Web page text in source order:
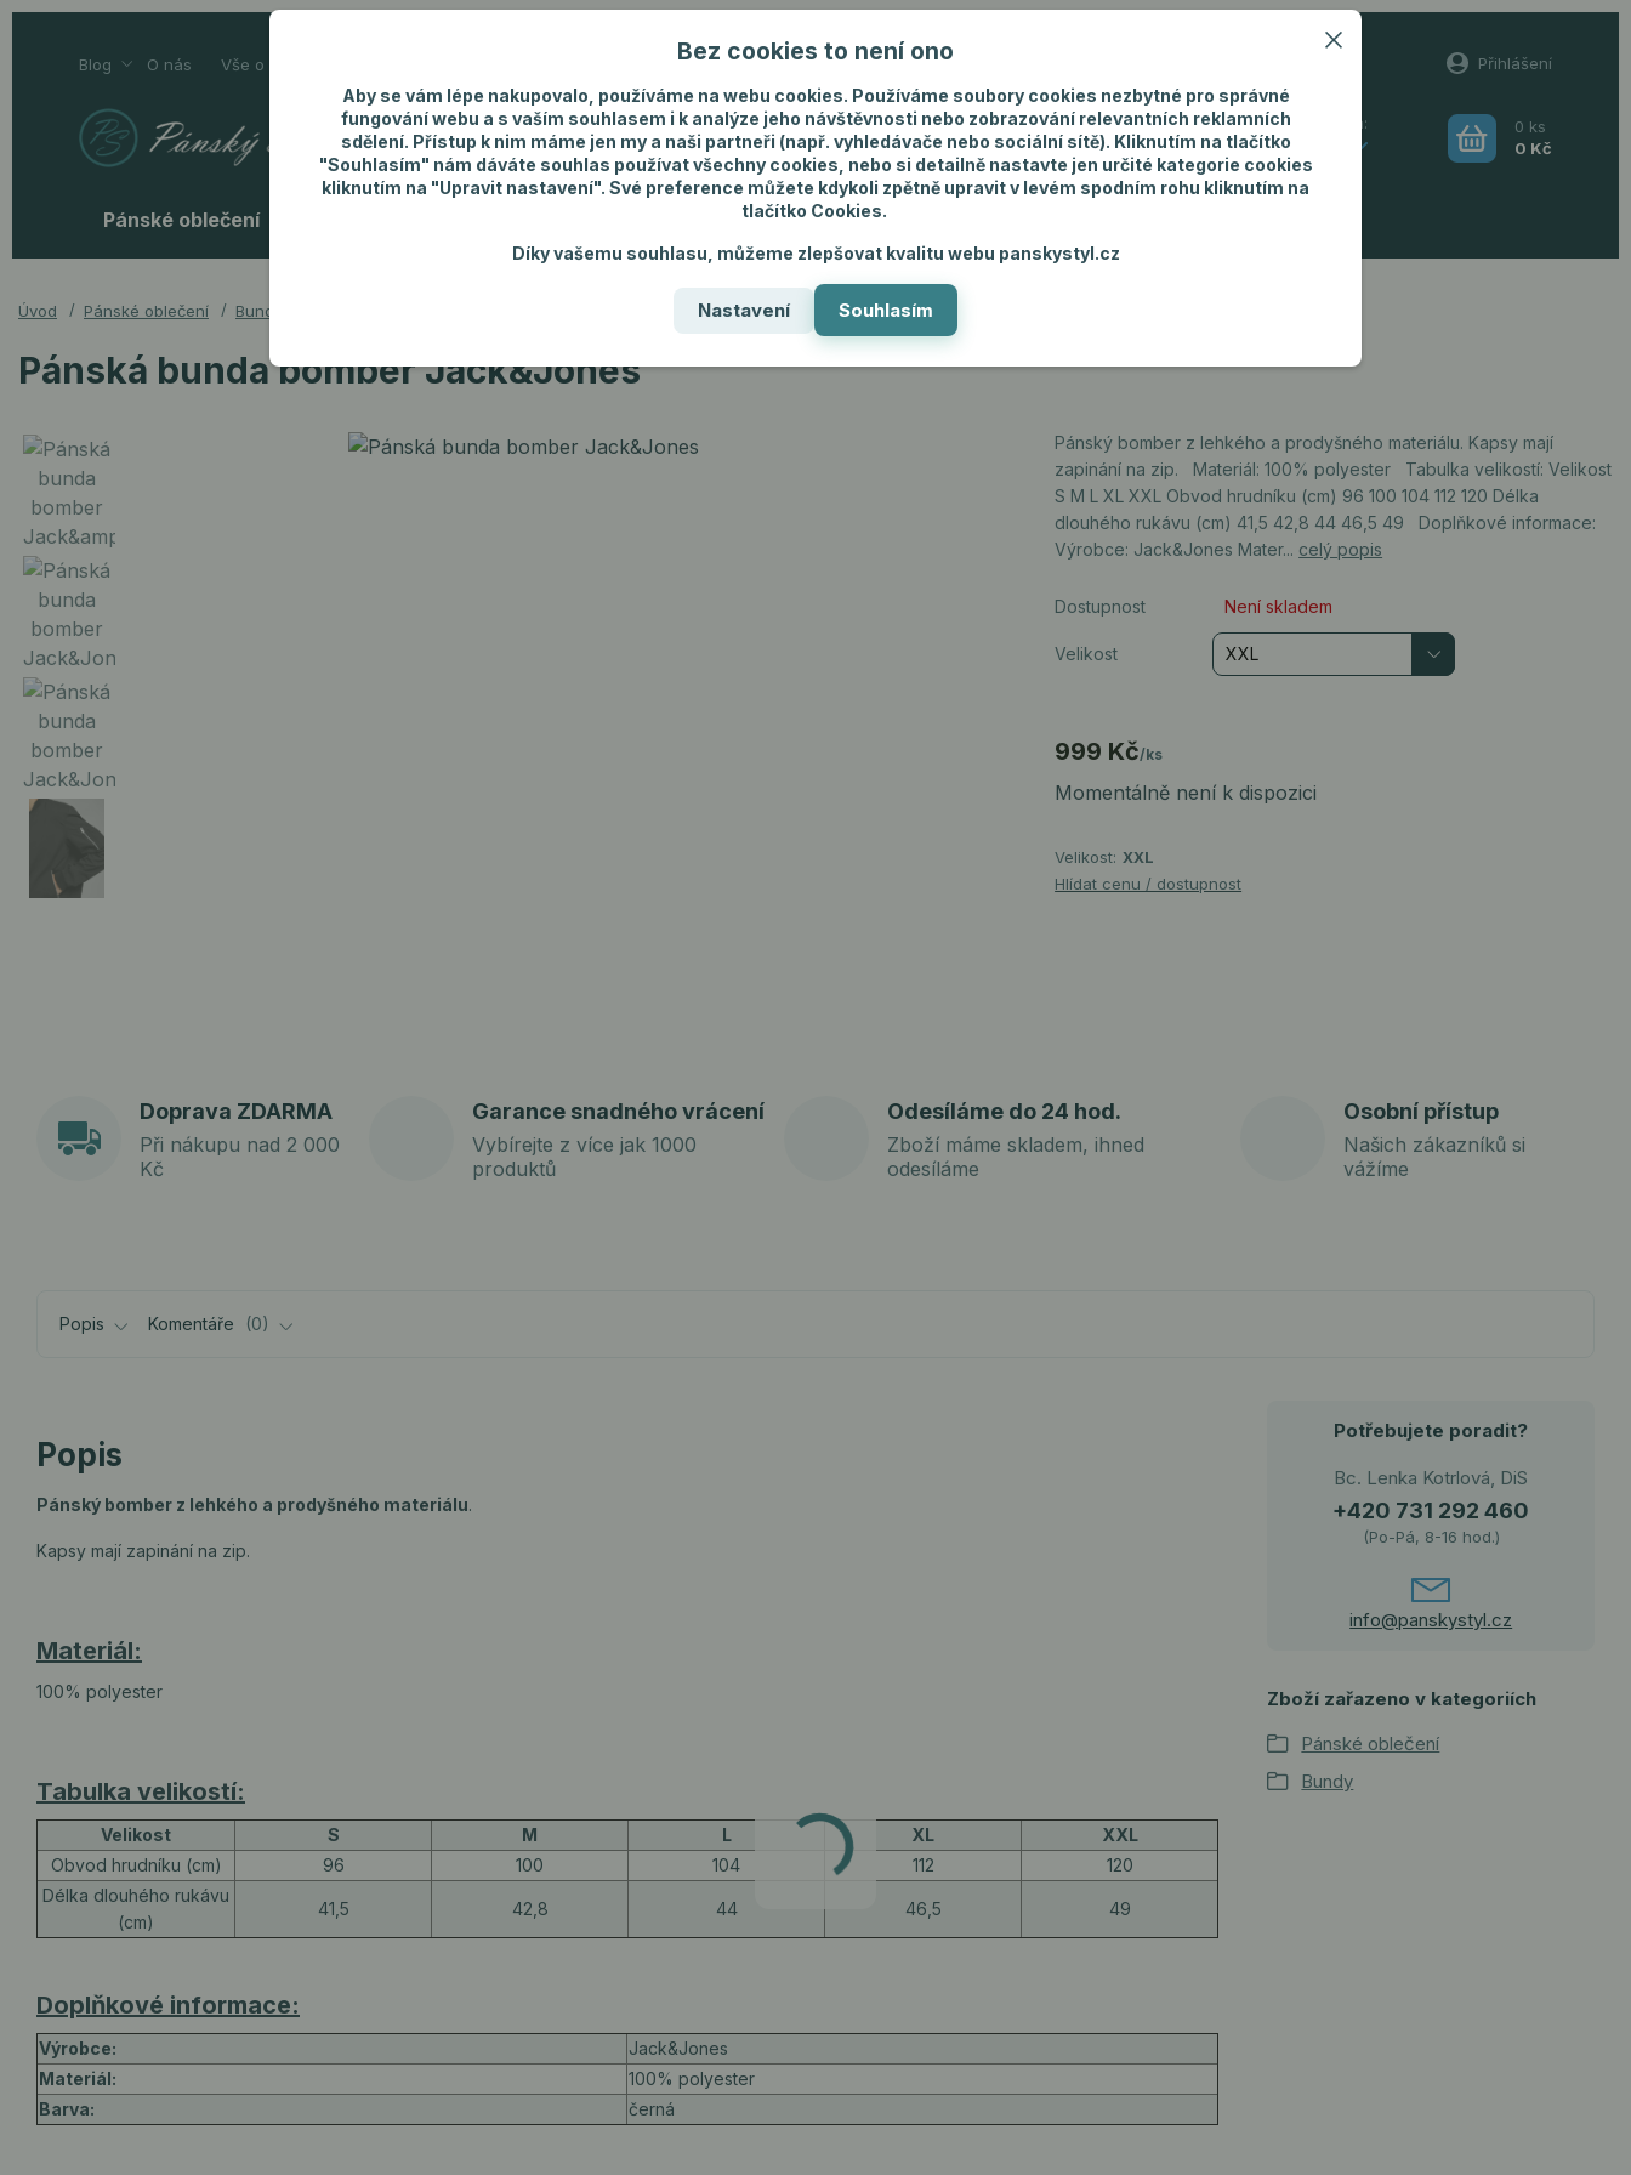
Blog O nás Vše o nákupu Nevíte si rady? Zavolejte. +420 731 292 460 Přihlášení
Hledat
0 ks
0 Kč
Pánské oblečení Pánské šperky
Úvod Pánské oblečení Bundy
Pánská bunda bomber Jack&Jones
Pánský bomber z lehkého a prodyšného materiálu. Kapsy mají
zapinání na zip. Materiál: 100% polyester Tabulka velikostí: Velikost
S M L XL XXL Obvod hrudníku (cm) 96 100 104 112 120 Délka
dlouhého rukávu (cm) 41,5 42,8 44 46,5 49 Doplňkové informace:
Výrobce: Jack&Jones Mater... celý popis
Dostupnost Není skladem
Velikost
999 Kč/ks
Momentálně není k dispozici
Velikost: XXL
Hlídat cenu / dostupnost
Doprava ZDARMA
Při nákupu nad 2 000
Kč
Garance snadného vrácení
Vybírejte z více jak 1000
produktů
Odesíláme do 24 hod.
Zboží máme skladem, ihned
odesíláme
Osobní přístup
Našich zákazníků si
vážíme
Popis Komentáře 0
Popis
Pánský bomber z lehkého a prodyšného materiálu.
Kapsy mají zapinání na zip.
Materiál:
100% polyester
Tabulka velikostí:
Velikost S M L XL
XXL
Obvod hrudníku (cm)
96 100 104 112
120
Délka dlouhého rukávu
(cm)
41,5 42,8 44 46,5 49
Doplňkové informace:
Výrobce:
Jack&Jones
Materiál:
100% polyester
Barva:
černá
Potřebujete poradit?
Bc. Lenka Kotrlová, DiS
+420 731 292 460
(Po-Pá, 8-16 hod.)
info@panskystyl.cz
Zboží zařazeno v kategoriích
Pánské oblečení
Bundy
Bez cookies to není ono
Aby se vám lépe nakupovalo, používáme na webu cookies. Používáme soubory cookies nezbytné pro správné
fungování webu a s vaším souhlasem i k analýze jeho návštěvnosti nebo zobrazování relevantních reklamních
sdělení. Přístup k nim máme jen my a naši partneři (např. vyhledávače nebo sociální sítě). Kliknutím na tlačítko
"Souhlasím" nám dáváte souhlas používat všechny cookies, nebo si detailně nastavte jen určité kategorie cookies
kliknutím na "Upravit nastavení". Své preference můžete kdykoli zpětně upravit v levém spodním rohu kliknutím na
tlačítko Cookies.
Díky vašemu souhlasu, můžeme zlepšovat kvalitu webu panskystyl.cz
Nastavení Souhlasím